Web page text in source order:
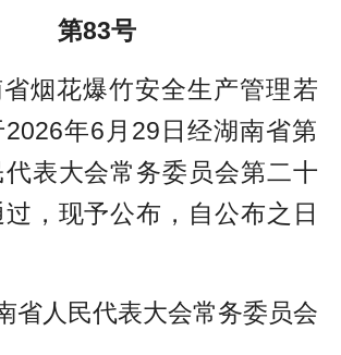
第83号
省烟花爆竹安全生产管理若
年6月29日经湖南省第
表大会常务委员会第二十
，现予公布，自公布之日
省人民代表大会常务委员会